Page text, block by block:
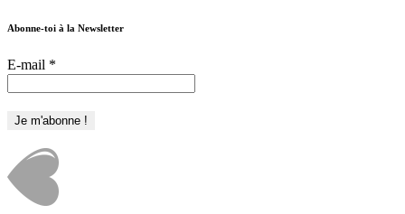
Abonne-toi à la Newsletter
E-mail *